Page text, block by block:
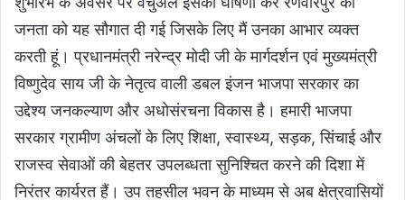
जनता को यह सौगात दी गई जिसके लिए मैं उनका आभार व्यक्त
करती हूं। प्रधानमंत्री नरेन्द्र मोदी जी के मार्गदर्शन एवं मुख्यमंत्री
विष्णुदेव साय जी के नेतृत्व वाली डबल इंजन भाजपा सरकार का
उद्देश्य जनकल्याण और अधोसंरचना विकास है। हमारी भाजपा
सरकार ग्रामीण अंचलों के लिए शिक्षा, स्वास्थ्य, सड़क, सिंचाई और
राजस्व सेवाओं की बेहतर उपलब्धता सुनिश्चित करने की दिशा में
निरंतर कार्यरत हैं। उप तहसील भवन के माध्यम से अब क्षेत्रवासियों